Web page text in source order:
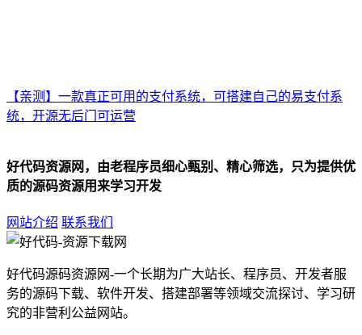
【亲测】一款真正可用的支付系统，可搭建自己的易支付系
统，开源无后门可运营
好代码资源网，由老程序员细心甄别、精心筛选，只为提供优
质的源码资源用来学习开发
网站介绍 联系我们
好代码源码资源网-一个长期为广大站长、程序员、开发者服
务的源码下载、软件开发、搭建部署等领域交流探讨、学习研
究的非营利公益网站。